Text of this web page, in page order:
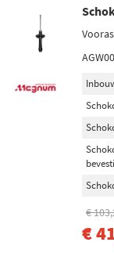
€
€